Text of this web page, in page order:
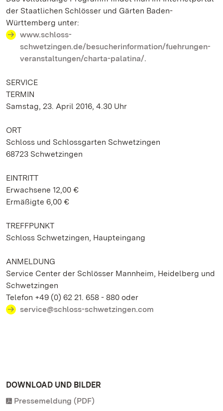
der Staatlichen Schlösser und Gärten Baden-
Württemberg unter:
www.schloss-
schwetzingen.de/besucherinformation/fuehrungen-
veranstaltungen/charta-palatina/.
SERVICE
TERMIN
Samstag, 23. April 2016, 4.30 Uhr
ORT
Schloss und Schlossgarten Schwetzingen
68723 Schwetzingen
EINTRITT
Erwachsene 12,00 €
Ermäßigte 6,00 €
TREFFPUNKT
Schloss Schwetzingen, Haupteingang
ANMELDUNG
Service Center der Schlösser Mannheim, Heidelberg und
Schwetzingen
Telefon +49 (0) 62 21. 658 - 880 oder
service@schloss-schwetzingen.com
DOWNLOAD UND BILDER
Pressemeldung (PDF)